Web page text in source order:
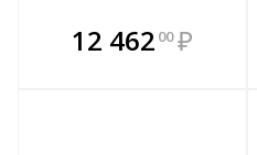
12 462 00 ₽
В комплекте
всегда выгоднее!